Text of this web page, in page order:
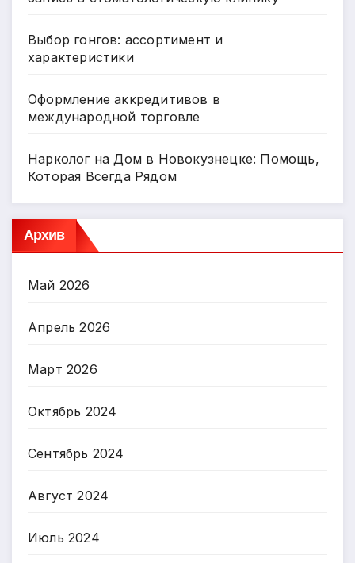
Выбор гонгов: ассортимент и
характеристики
Оформление аккредитивов в
международной торговле
Нарколог на Дом в Новокузнецке: Помощь,
Которая Всегда Рядом
Архив
Май 2026
Апрель 2026
Март 2026
Октябрь 2024
Сентябрь 2024
Август 2024
Июль 2024